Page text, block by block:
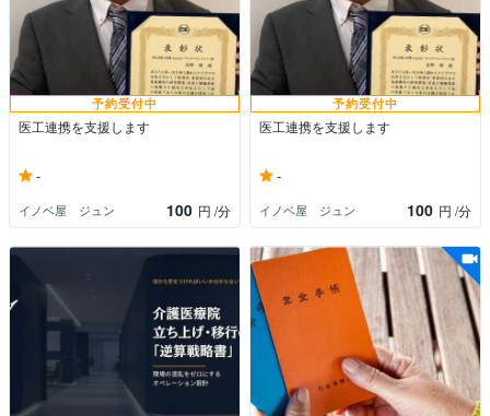
予約受付中
医工連携を支援します
-
イノベ屋 ジュン 100 円 /分
予約受付中
医工連携を支援します
-
イノベ屋 ジュン 100 円 /分